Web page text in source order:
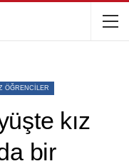
ÖĞRENCILER
kız
bir